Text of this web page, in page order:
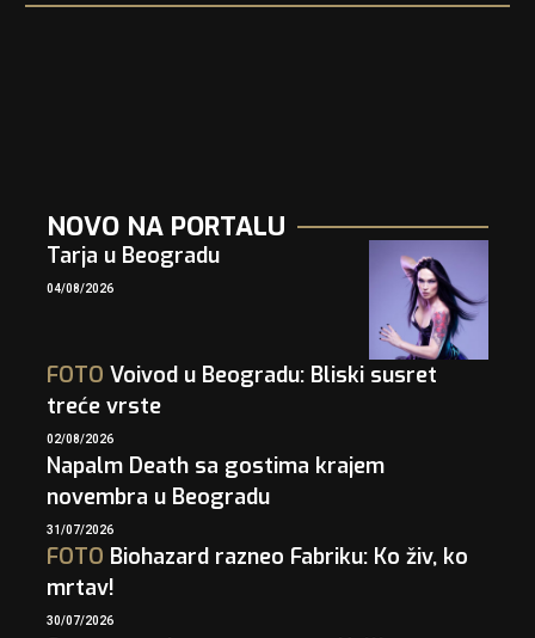
NOVO NA PORTALU
Tarja u Beogradu
04/08/2026
FOTO Voivod u Beogradu: Bliski susret
treće vrste
02/08/2026
Napalm Death sa gostima krajem
novembra u Beogradu
31/07/2026
FOTO Biohazard razneo Fabriku: Ko živ, ko
mrtav!
30/07/2026